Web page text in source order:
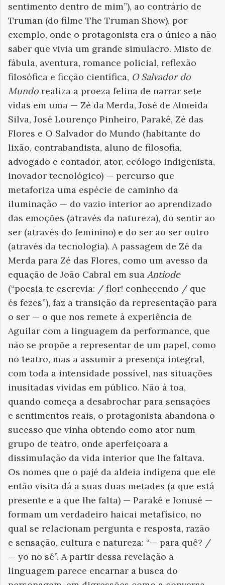
sentimento dentro de mim”), ao contrário de
Truman (do filme The Truman Show), por
exemplo, onde o protagonista era o único a não
saber que vivia um grande simulacro. Misto de
fábula, aventura, romance policial, reflexão
filosófica e ficção científica, O Salvador do
Mundo realiza a proeza felina de narrar sete
vidas em uma — Zé da Merda, José de Almeida
Silva, José Lourenço Pinheiro, Parakê, Zé das
Flores e O Salvador do Mundo (habitante do
lixão, contrabandista, aluno de filosofia,
advogado e contador, ator, ecólogo indigenista,
inovador tecnológico) — percurso que
metaforiza uma espécie de caminho da
iluminação — do vazio interior ao aprendizado
das emoções (através da natureza), do sentir ao
ser (através do feminino) e do ser ao ser outro
(através da tecnologia). A passagem de Zé da
Merda para Zé das Flores, como um avesso da
equação de João Cabral em sua Antiode
(“poesia te escrevia: / flor! conhecendo / que
és fezes”), faz a transição da representação para
o ser — o que nos remete à experiência de
Aguilar com a linguagem da performance, que
não se propõe a representar de um papel, como
no teatro, mas a assumir a presença integral,
com toda a intensidade possível, nas situações
inusitadas vividas em público. Não à toa,
quando começa a desabrochar para sensações
e sentimentos reais, o protagonista abandona o
sucesso que vinha obtendo como ator num
grupo de teatro, onde aperfeiçoara a
dissimulação da vida interior que lhe faltava.
Os nomes que o pajé da aldeia indígena que ele
então visita dá a suas duas metades (a que está
presente e a que lhe falta) — Parakê e Ionusé —
formam um verdadeiro haicai metafísico, no
qual se relacionam pergunta e resposta, razão
e sensação, cultura e natureza: “— para quê? /
— yo no sé”. A partir dessa revelação a
linguagem parece encarnar a busca do